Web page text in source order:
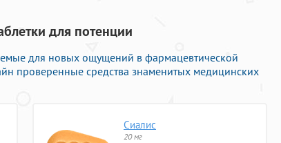
для потенции
для новых ощущений в фармацевтической
проверенные средства знаменитых медицинских
Сиалис
20 мг